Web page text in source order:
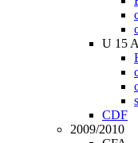
U 15 A
CDF
2009/2010